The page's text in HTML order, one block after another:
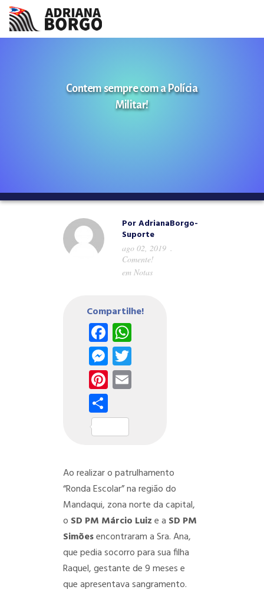
Contem sempre com a Polícia
Militar!
PorAdrianaBorgo-
Suporte
ago 02, 2019
Comente!
em Notas
Compartilhe!
Facebook
WhatsApp
Messenger
Twitter
Pinterest
Email
Share
Ao realizar o patrulhamento
“Ronda Escolar” na região do
Mandaqui, zona norte da capital,
o SD PM Márcio Luize a SD PM
Simõesencontraram a Sra. Ana,
que pedia socorro para sua filha
Raquel, gestante de 9 meses e
que apresentava sangramento.